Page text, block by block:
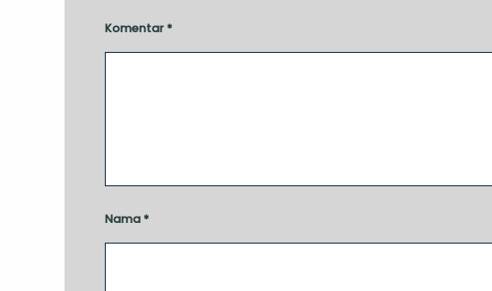
Komentar *
Nama *